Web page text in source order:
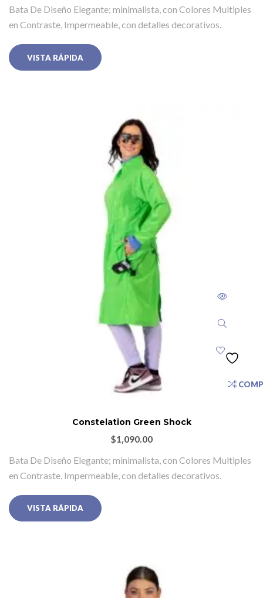
Bata De Diseño Elegante; minimalista, con Colores Multiples
en Contraste, Impermeable, con detalles decorativos.
VISTA RÁPIDA
Constelation Green Shock
$1,090.00
Bata De Diseño Elegante; minimalista, con Colores Multiples
en Contraste, Impermeable, con detalles decorativos.
VISTA RÁPIDA